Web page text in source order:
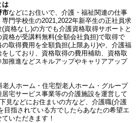
は
市などにお住いで、介護・福祉関連の仕事
門学校生の2021,2022年新卒生の正社員求
資格なし)の方でも介護資格取得サポートと
格が受講料無料(全額会社負担)で取得で
取得費用を全額負担(上限あり)や、介護福
しており、資格取得の費用補助、資格取
推進などスキルアップやキャリアアップ
老人ホーム・住宅型老人ホーム・グループ
宅サービス事業等の介護施設を運営して
見などにお住まいの方など、介護職(介護
目指されている方でしたらあなたの希望エ
いただきます！